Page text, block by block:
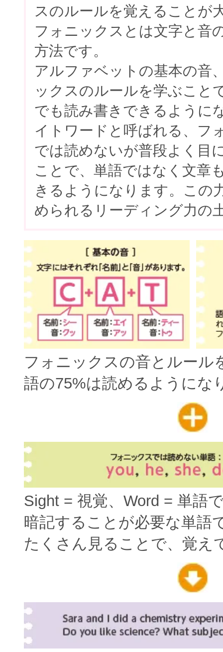
スのルールを覚えることが
フォニックスとは文字と音
方法です。
アルファベットの基本の音
ックスのルールを学ぶこと
でも読み書きできるように
イトワードと呼ばれる、フ
では読めないが普段よく目
ことで、単語ではなく文章
きるようになります。この
められるリーディング力の
フォニックスの音とルール
語の75%は読めるようにな
Sight = 視覚、Word = 単語
暗記することが必要な単語
たくさん見ることで、覚え